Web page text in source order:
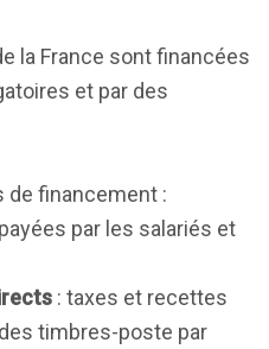
la France sont financées
et par des
de financement :
payées par les salariés et
: taxes et recettes
timbres-poste par